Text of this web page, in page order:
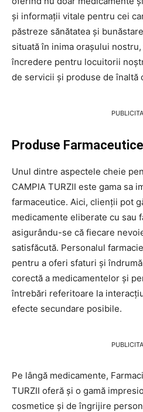
și informații vitale pentru cei
păstreze sănătatea și
situată în inima orașului
încredere pentru locuitorii
de servicii și produse de înaltă
Produse
Unul dintre aspectele cheie
CAMPIA TURZII este gama sa
farmaceutice. Aici, clienții pot
medicamente eliberate cu sau
asigurându-se că fiecare
satisfăcută. Personalul
pentru a oferi sfaturi și
corectă a medicamentelor și
întrebări referitoare la
efecte secundare posibile.
Pe lângă medicamente,
TURZII oferă și o gamă
cosmetice și de îngrijire